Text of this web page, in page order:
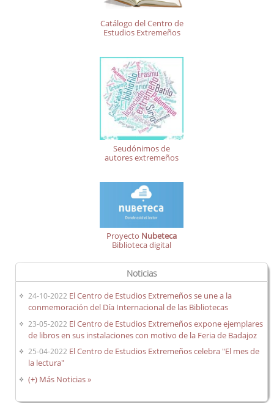
Catálogo del Centro de
Estudios Extremeños
Seudónimos de
autores extremeños
Proyecto Nubeteca
Biblioteca digital
Noticias
24-10-2022 El Centro de Estudios Extremeños se une a la
conmemoración del Día Internacional de las Bibliotecas
23-05-2022 El Centro de Estudios Extremeños expone ejemplares
de libros en sus instalaciones con motivo de la Feria de Badajoz
25-04-2022 El Centro de Estudios Extremeños celebra "El mes de
la lectura"
(+) Más Noticias »